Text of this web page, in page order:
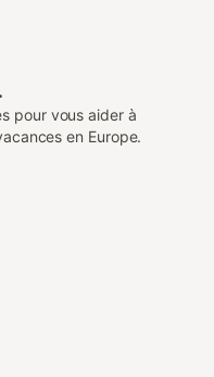
pour vous aider à
en Europe.